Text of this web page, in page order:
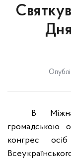
В
громадською
конгрес